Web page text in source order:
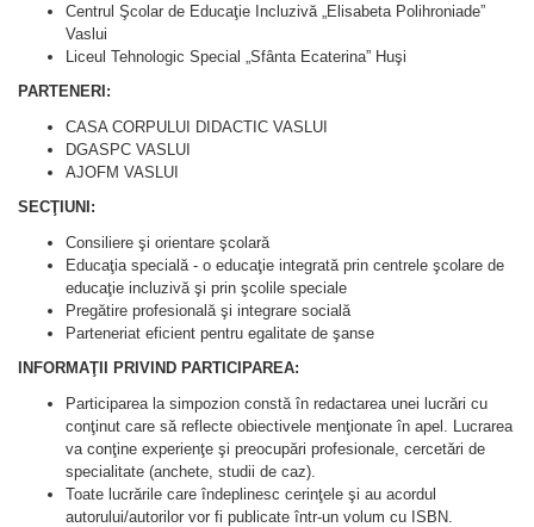
Centrul Şcolar de Educaţie Incluzivă „Elisabeta Polihroniade”
Vaslui
Liceul Tehnologic Special „Sfânta Ecaterina” Huşi
PARTENERI:
CASA CORPULUI DIDACTIC VASLUI
DGASPC VASLUI
AJOFM VASLUI
SECŢIUNI:
Consiliere şi orientare şcolară
Educaţia specială - o educaţie integrată prin centrele şcolare de
educaţie incluzivă şi prin şcolile speciale
Pregătire profesională şi integrare socială
Parteneriat eficient pentru egalitate de şanse
INFORMAŢII PRIVIND PARTICIPAREA:
Participarea la simpozion constă în redactarea unei lucrări cu
conţinut care să reflecte obiectivele menţionate în apel. Lucrarea
va conţine experienţe şi preocupări profesionale, cercetări de
specialitate (anchete, studii de caz).
Toate lucrările care îndeplinesc cerinţele şi au acordul
autorului/autorilor vor fi publicate într-un volum cu ISBN.